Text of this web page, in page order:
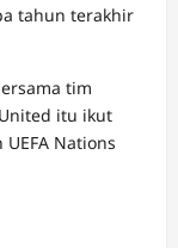
tahun terakhir
tim
itu ikut
Nations